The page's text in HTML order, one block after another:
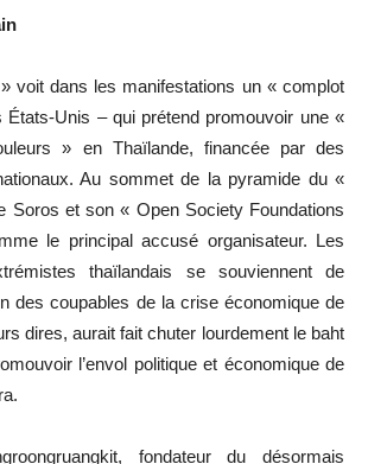
voit dans les manifestations un « complot
États-Unis – qui prétend promouvoir une «
» en Thaïlande, financée par des
Au sommet de la pyramide du «
Soros et son « Open Society Foundations
le principal accusé organisateur. Les
thaïlandais se souviennent de
des coupables de la crise économique de
dires, aurait fait chuter lourdement le baht
l’envol politique et économique de
fondateur du désormais